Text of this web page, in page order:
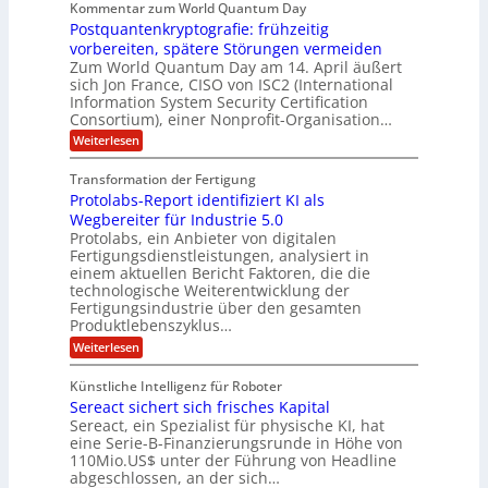
n
U
S
-
D
o
l
l
a
r
E
M
E
A
u
n
d
L
a
t
e
i
n
a
m
e
r
i
k
a
e
f
C
u
s
t
o
m
e
r
O
ff
c
e
n
e
t
K
o
m
p
e
t
e
n
z
n
t
r
u
m
f
ü
r
3
D
-
D
r
u
c
k
f
t
r
a
g
s
d
ä
m
p
e
f
ü
r
d
e
n
M
a
s
c
h
n
e
n
-
u
n
Kommentar zum World Quantum Day
Postquantenkryptografie: frühzeitig
vorbereiten, spätere Störungen vermeiden
Zum World Quantum Day am 14. April äußert
sich Jon France, CISO von ISC2 (International
Information System Security Certification
Consortium), einer Nonprofit-Organisation…
Weiterlesen:
P
s
t
q
u
a
n
t
e
n
k
r
y
p
t
o
g
r
a
f
i
Transformation der Fertigung
Protolabs-Report identifiziert KI als
Wegbereiter für Industrie 5.0
Protolabs, ein Anbieter von digitalen
Fertigungsdienstleistungen, analysiert in
einem aktuellen Bericht Faktoren, die die
technologische Weiterentwicklung der
Fertigungsindustrie über den gesamten
Produktlebenszyklus…
Weiterlesen:
P
o
t
o
l
a
b
s
Künstliche Intelligenz für Roboter
Sereact sichert sich frisches Kapital
Sereact, ein Spezialist für physische KI, hat
eine Serie-B-Finanzierungsrunde in Höhe von
110Mio.US$ unter der Führung von Headline
abgeschlossen, an der sich…